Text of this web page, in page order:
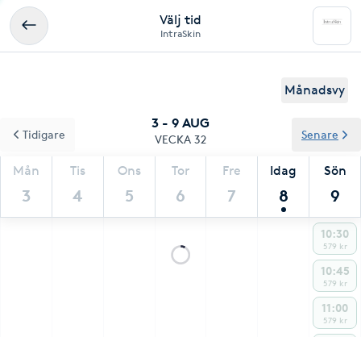
Välj tid
IntraSkin
Månadsvy
3 - 9 AUG
VECKA 32
Mån
3
Tis
4
Ons
5
Tor
6
Fre
7
Idag
8
Sön
9
Tidigare Senare
10:30
579 kr
10:45
579 kr
11:00
579 kr